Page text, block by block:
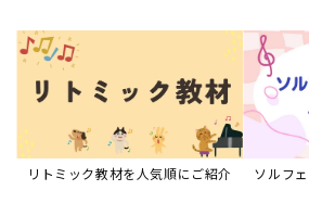
リトミック教材を人気順にご紹介 ソルフ